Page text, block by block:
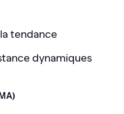
tendance
dynamiques